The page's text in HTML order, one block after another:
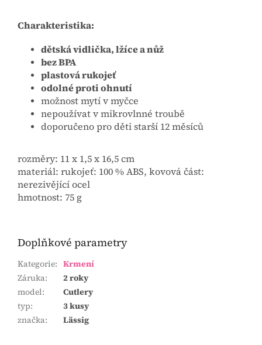
Charakteristika:
dětská vidlička, lžíce a nůž
bez BPA
plastová rukojeť
odolné proti ohnutí
možnost mytí v myčce
nepoužívat v mikrovlnné troubě
doporučeno pro děti starší 12 měsíců
rozměry: 11 x 1,5 x 16,5 cm
materiál: rukojeť: 100 % ABS, kovová část:
nerezivějící ocel
hmotnost: 75 g
Doplňkové parametry
Kategorie: Krmení
Záruka:
2 roky
model:
Cutlery
typ:
3 kusy
značka: Lässig